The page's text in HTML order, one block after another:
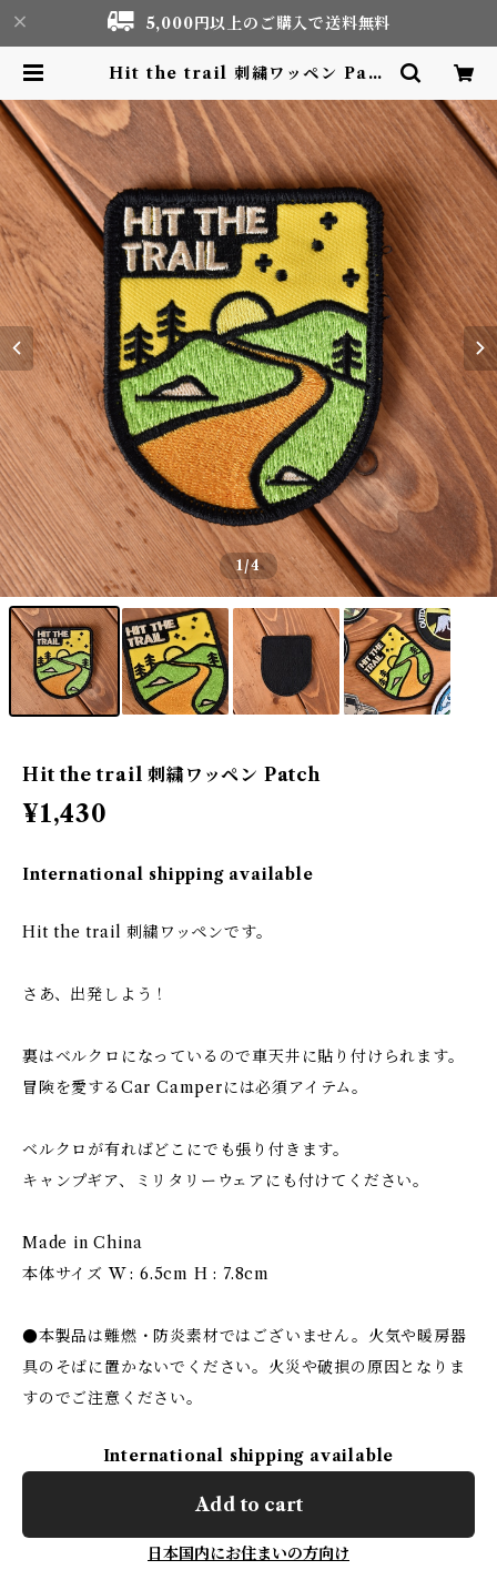
5,000円以上のご購入で送料無料
Hit the trail 刺繍ワッペン Patc
venture Tourism gear shop
1/4
Hit the trail 刺繍ワッペン Patch
¥1,430
International shipping available
Hit the trail 刺繍ワッペンです。
さあ、出発しよう！
裏はベルクロになっているので車天井に貼り付けられます。
冒険を愛するCar Camperには必須アイテム。
ベルクロが有ればどこにでも張り付きます。
キャンプギア、ミリタリーウェアにも付けてください。
Made in China
本体サイズ W : 6.5cm H : 7.8cm
●本製品は難燃・防炎素材ではございません。火気や暖房器
具のそばに置かないでください。火災や破損の原因となりま
すのでご注意ください。
International shipping available
Add to cart
日本国内にお住まいの方向け